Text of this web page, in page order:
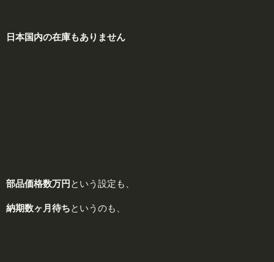
日本国内の在庫もありません
部品価格数万円 という設定も、
納期数ヶ月待ちというのも、